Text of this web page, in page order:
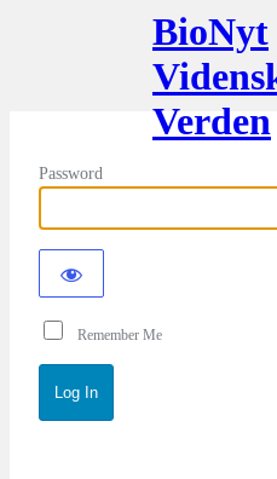
BioNyt
Verden
Password
Remember Me